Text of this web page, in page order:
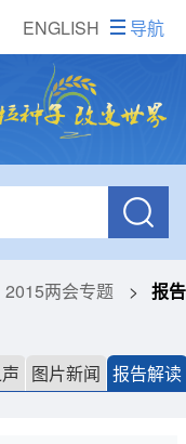
ENGLISH 导航
2015两会专题 >
报告
图片新闻 报告解读